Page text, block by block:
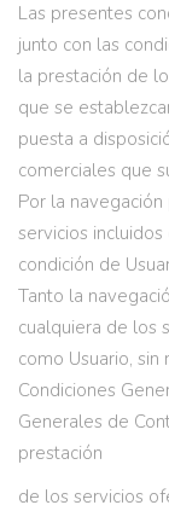
Las presentes
junto con las
la prestación de
que se
puesta a
comerciales que
Por la
servicios
condición de
Tanto la
cualquiera de los
como Usuario,
Condiciones
Generales de
prestación
de los servicios